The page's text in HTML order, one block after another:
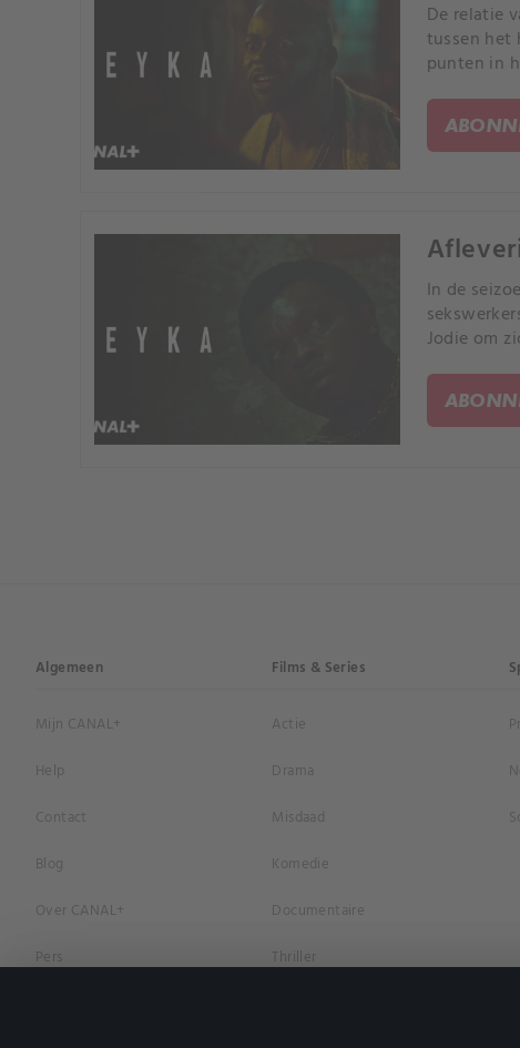
De relatie
tussen het
punten in
In de
Jodie om
Algemeen
Mijn CANAL+
Help
Contact
Blog
Over CANAL+
Pers
Films & Series
Actie
Drama
Misdaad
Komedie
Documentaire
Thriller